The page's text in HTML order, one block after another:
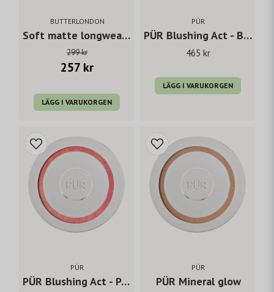
BUTTERLONDON
Soft matte longwear lipcream Fairy cake
299 kr
257 kr
LÄGG I VARUKORGEN
PÜR
PÜR Blushing Act - Berry Beautiful
465 kr
LÄGG I VARUKORGEN
PÜR
PÜR Blushing Act - Pretty in peach
PÜR
PÜR Mineral glow